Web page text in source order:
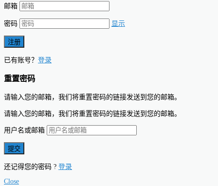
邮箱
密码 显示
已有账号？ 登录
重置密码
请输入您的邮箱，我们将重置密码的链接发送到您的邮箱。
请输入您的邮箱，我们将重置密码的链接发送到您的邮箱。
用户名或邮箱
还记得您的密码 ? 登录
Close